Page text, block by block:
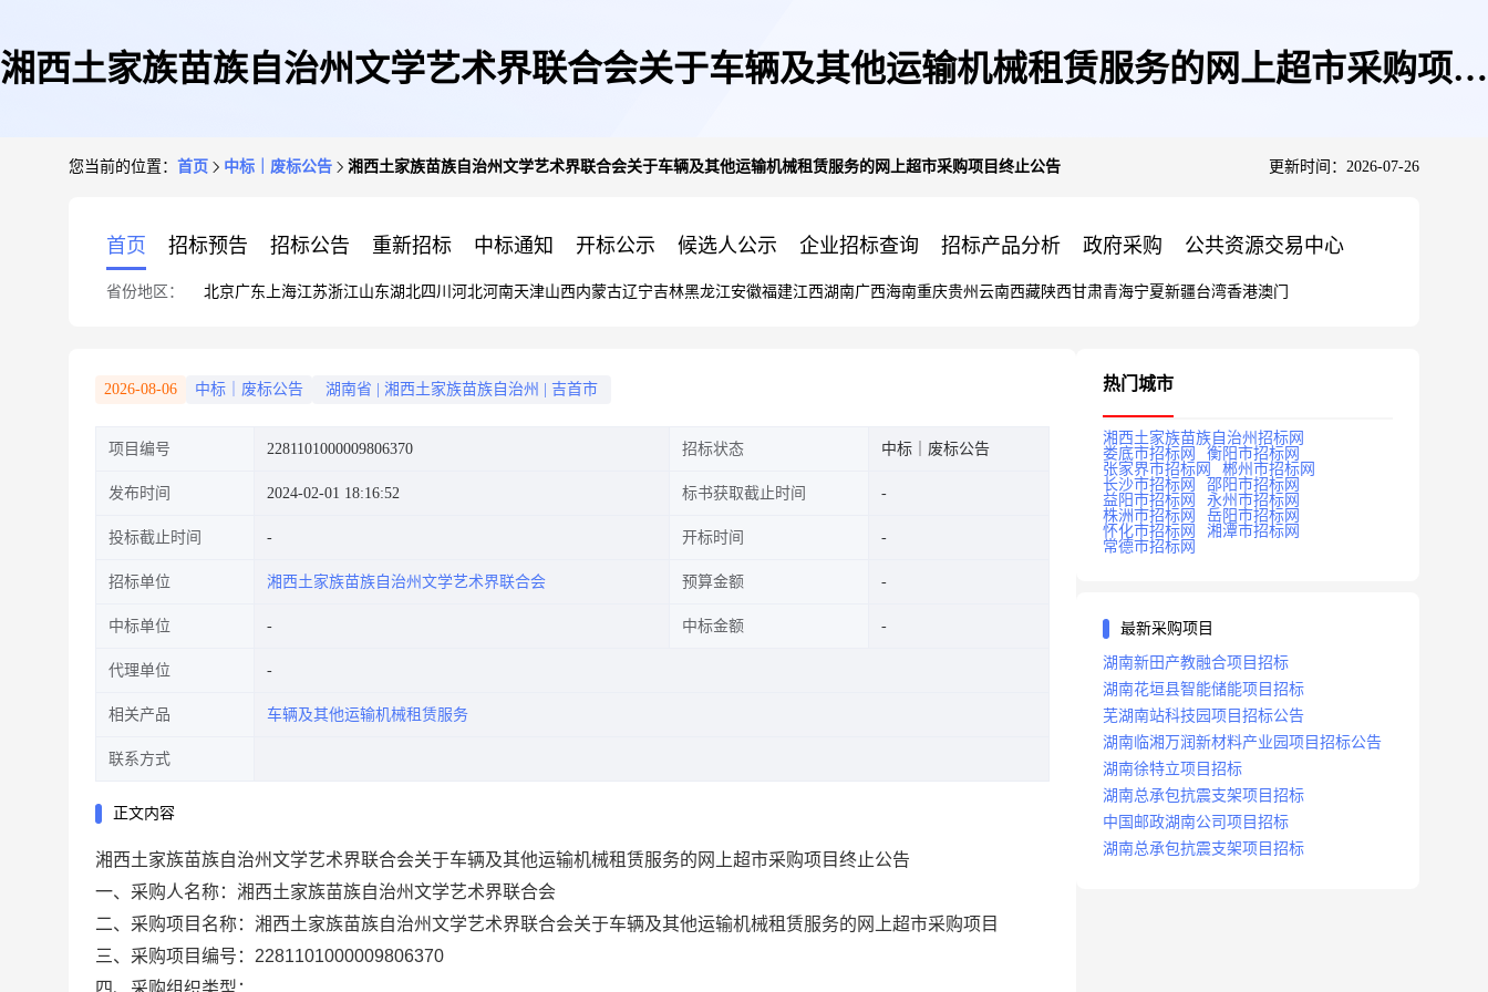
湘西土家族苗族自治州文学艺术界联合会关于车辆及其他运输机械租赁服务的网上超市采购项目
您当前的位置： 首页 中标｜废标公告 湘西土家族苗族自治州文学艺术界联合会关于车辆及其他运输机械租赁服务的网上超市采购项目终止公告 更新时间：2026-07-26
首页 招标预告 招标公告 重新招标 中标通知 开标公示 候选人公示 企业招标查询 招标产品分析 政府采购 公共资源交易中心
省份地区： 北京广东 上海江苏浙江山东湖北四川 河北河南天津山西内蒙古辽宁吉林黑龙江安徽福建江西湖南广西海南重庆贵州 云南西藏陕西甘肃青海宁夏新疆台湾香港澳门
2026-08-06 中标｜废标公告 湖南省 湘西土家族苗族自治州 吉首市
项目编号 2281101000009806370 招标状态 中标｜废标公告
发布时间 2024-02-01 18:16:52 标书获取截止时间
投标截止时间 开标时间
招标单位 湘西土家族苗族自治州文学艺术界联合会 预算金额
中标单位 中标金额
代理单位
相关产品 车辆及其他运输机械租赁服务
联系方式
正文内容
湘西土家族苗族自治州文学艺术界联合会关于车辆及其他运输机械租赁服务的网上超市采购项目终止公告
一、采购人名称： 湘西土家族苗族自治州文学艺术界联合会
二、采购项目名称： 湘西土家族苗族自治州文学艺术界联合会关于车辆及其他运输机械租赁服务的网上超市采购项目
三、采购项目编号： 2281101000009806370
四、采购组织类型：
热门城市
湘西土家族苗族自治州招标网
娄底市招标网
衡阳市招标网
张家界市招标网
郴州市招标网
长沙市招标网
邵阳市招标网
益阳市招标网
永州市招标网
株洲市招标网
岳阳市招标网
怀化市招标网
湘潭市招标网
常德市招标网
最新采购项目
湖南新田产教融合项目招标
湖南花垣县智能储能项目招标
芜湖南站科技园项目招标公告
湖南临湘万润新材料产业园项目招标公告
湖南徐特立项目招标
湖南总承包抗震支架项目招标
中国邮政湖南公司项目招标
湖南总承包抗震支架项目招标